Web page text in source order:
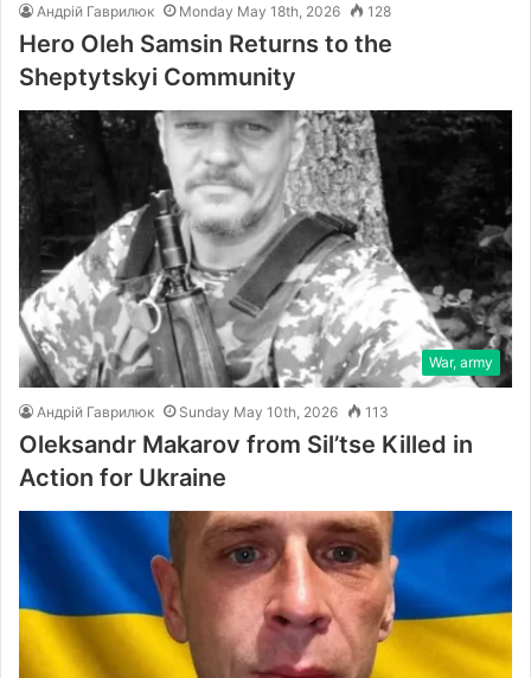
Андрій Гаврилюк Monday May 18th, 2026 128
Hero Oleh Samsin Returns to the
Sheptytskyi Community
War, army
Андрій Гаврилюк Sunday May 10th, 2026 113
Oleksandr Makarov from Sil’tse Killed in
Action for Ukraine